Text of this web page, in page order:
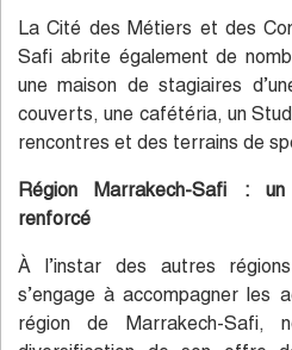
La Cité des Métiers et des
Safi abrite également de
une maison de stagiaires
couverts, une cafétéria, un
rencontres et des terrains de
Région Marrakech-Safi :
renforcé
À l’instar des autres
s’engage à accompagner les
région de Marrakech-Safi,